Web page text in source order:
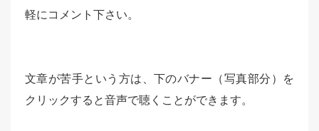
軽にコメント下さい。
文章が苦手という方は、下のバナー（写真部分）を
クリックすると音声で聴くことができます。